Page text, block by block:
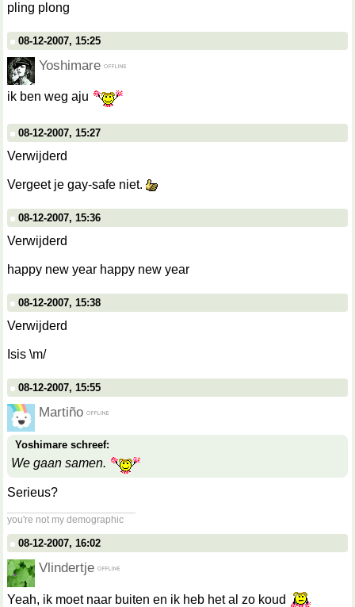
pling plong
08-12-2007, 15:25
Yoshimare
ik ben weg aju
08-12-2007, 15:27
Verwijderd
Vergeet je gay-safe niet.
08-12-2007, 15:36
Verwijderd
happy new year happy new year
08-12-2007, 15:38
Verwijderd
Isis \m/
08-12-2007, 15:55
Martiño
Yoshimare schreef:
We gaan samen.
Serieus?
you're not my demographic
08-12-2007, 16:02
Vlindertje
Yeah, ik moet naar buiten en ik heb het al zo koud